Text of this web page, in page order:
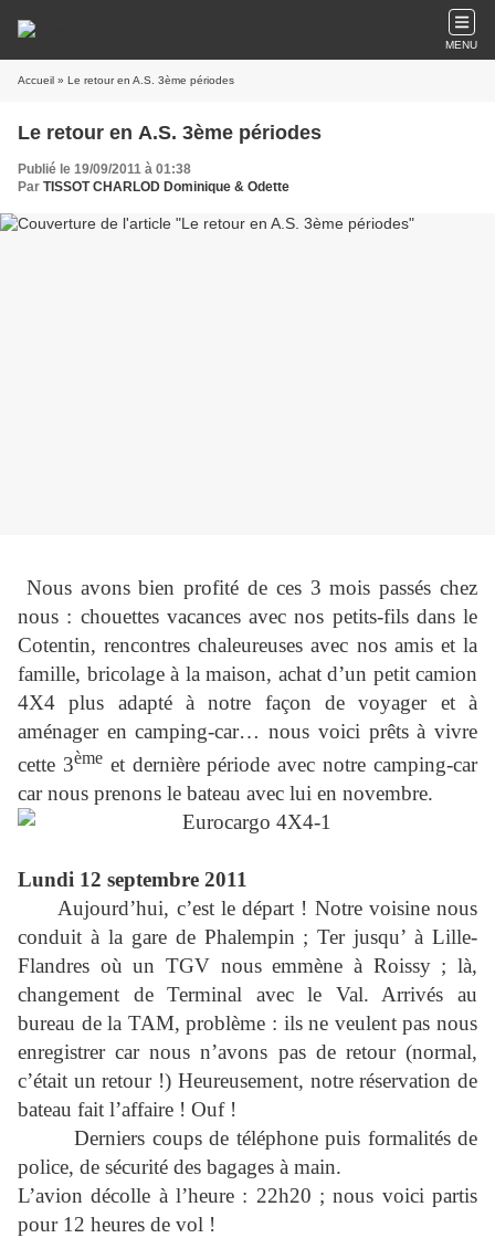
MENU
Accueil » Le retour en A.S. 3ème périodes
Le retour en A.S. 3ème périodes
Publié le 19/09/2011 à 01:38
Par TISSOT CHARLOD Dominique & Odette
Nous avons bien profité de ces 3 mois passés chez
nous : chouettes vacances avec nos petits-fils dans le
Cotentin, rencontres chaleureuses avec nos amis et la
famille, bricolage à la maison, achat d’un petit camion
4X4 plus adapté à notre façon de voyager et à
aménager en camping-car… nous voici prêts à vivre
cette 3èmeet dernière période avec notre camping-car
car nous prenons le bateau avec lui en novembre.
Lundi 12 septembre 2011
Aujourd’hui, c’est le départ ! Notre voisine nous
conduit à la gare de Phalempin ; Ter jusqu’ à Lille-
Flandres où un TGV nous emmène à Roissy ; là,
changement de Terminal avec le Val. Arrivés au
bureau de la TAM, problème : ils ne veulent pas nous
enregistrer car nous n’avons pas de retour (normal,
c’était un retour !) Heureusement, notre réservation de
bateau fait l’affaire ! Ouf !
Derniers coups de téléphone puis formalités de
police, de sécurité des bagages à main.
L’avion décolle à l’heure : 22h20 ; nous voici partis
pour 12 heures de vol !